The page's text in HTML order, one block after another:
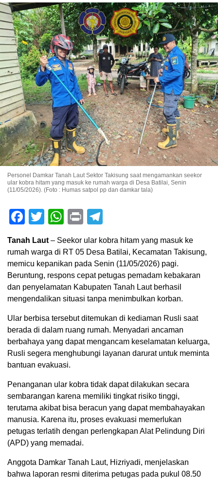
Personel Damkar Tanah Laut Sektor Takisung saat mengamankan seekor
ular kobra hitam yang masuk ke rumah warga di Desa Batilai, Senin
(11/05/2026). (Foto : Humas satpol pp dan damkar tala)
Facebook
TwitterWhatsApp
Print
Tanah Laut – Seekor ular kobra hitam yang masuk ke
rumah warga di RT 05 Desa Batilai, Kecamatan Takisung,
memicu kepanikan pada Senin (11/05/2026) pagi.
Beruntung, respons cepat petugas pemadam kebakaran
dan penyelamatan Kabupaten Tanah Laut berhasil
mengendalikan situasi tanpa menimbulkan korban.
Ular berbisa tersebut ditemukan di kediaman Rusli saat
berada di dalam ruang rumah. Menyadari ancaman
berbahaya yang dapat mengancam keselamatan keluarga,
Rusli segera menghubungi layanan darurat untuk meminta
bantuan evakuasi.
Penanganan ular kobra tidak dapat dilakukan secara
sembarangan karena memiliki tingkat risiko tinggi,
terutama akibat bisa beracun yang dapat membahayakan
manusia. Karena itu, proses evakuasi memerlukan
petugas terlatih dengan perlengkapan Alat Pelindung Diri
(APD) yang memadai.
Anggota Damkar Tanah Laut, Hizriyadi, menjelaskan
bahwa laporan resmi diterima petugas pada pukul 08.50